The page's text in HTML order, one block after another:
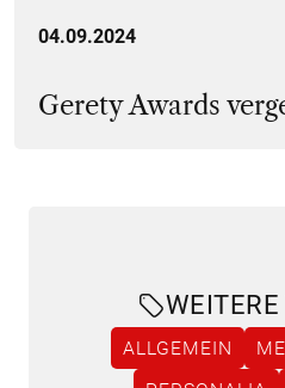
04.09.2024
Gerety Awards
ALLGEMEIN